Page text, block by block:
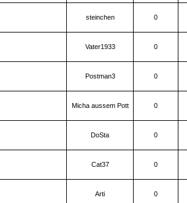
steinchen 0
Vater1933 0
Postman3 0
Micha aussem Pott 0
DoSta 0
Cat37 0
Arti 0